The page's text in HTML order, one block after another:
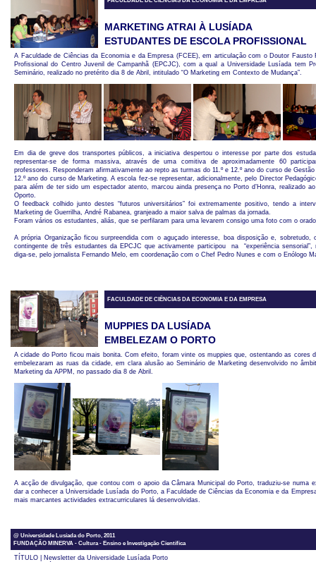
MARKETING ATRAI À LUSÍADA
ESTUDANTES DE ESCOLA PROFISSIONAL
A Faculdade de Ciências da Economia e da Empresa (FCEE), em articulação com o Doutor Fausto
Profissional do Centro Juvenil de Campanhã (EPCJC), com a qual a Universidade Lusíada tem
Seminário, realizado no pretérito dia 8 de Abril, intitulado “O Marketing em Contexto de Mudança”.
Em dia de greve dos transportes públicos, a iniciativa despertou o interesse por parte dos
representar-se de forma massiva, através de uma comitiva de aproximadamente 60
professores. Responderam afirmativamente ao repto as turmas do 11.º e 12.º ano do curso de
12.º ano do curso de Marketing. A escola fez-se representar, adicionalmente, pelo Director
para além de ter sido um espectador atento, marcou ainda presença no Porto d’Honra, realizado
Oporto.
O feedback colhido junto destes “futuros universitários” foi extremamente positivo, tendo a
Marketing de Guerrilha, André Rabanea, granjeado a maior salva de palmas da jornada.
Foram vários os estudantes, aliás, que se perfilaram para uma levarem consigo uma foto com o
A própria Organização ficou surpreendida com o aguçado interesse, boa disposição e, sobretudo,
contingente de três estudantes da EPCJC que activamente participou na “experiência sensorial”,
diga-se, pelo jornalista Fernando Melo, em coordenação com o Chef Pedro Nunes e com o Enólogo
FACULDADE DE CIÊNCIAS DA ECONOMIA E DA EMPRESA
MUPPIES DA LUSÍADA
EMBELEZAM O PORTO
A cidade do Porto ficou mais bonita. Com efeito, foram vinte os muppies que, ostentando as cores
embelezaram as ruas da cidade, em clara alusão ao Seminário de Marketing desenvolvido no
Marketing da APPM, no passado dia 8 de Abril.
A acção de divulgação, que contou com o apoio da Câmara Municipal do Porto, traduziu-se numa
dar a conhecer a Universidade Lusíada do Porto, a Faculdade de Ciências da Economia e da
mais marcantes actividades extracurriculares lá desenvolvidas.
@ Universidade Lusíada do Porto, 2011
FUNDAÇÃO MINERVA - Cultura - Ensino e Investigação Científica
TÍTULO | Newsletter da Universidade Lusíada Porto